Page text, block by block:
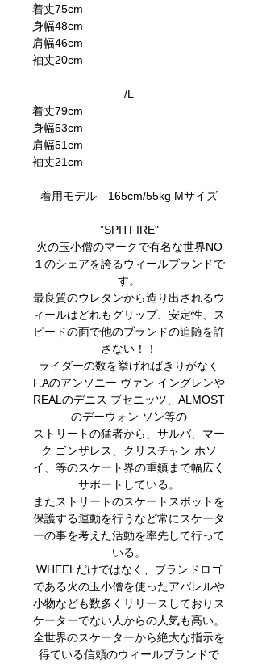
着丈75cm
身幅48cm
肩幅46cm
袖丈20cm
/L
着丈79cm
身幅53cm
肩幅51cm
袖丈21cm
着用モデル 165cm/55kg Mサイズ
”SPITFIRE"
火の玉小僧のマークで有名な世界NO
１のシェアを誇るウィールブランドで
す。
最良質のウレタンから造り出されるウ
ィールはどれもグリップ、安定性、ス
ピードの面で他のブランドの追随を許
さない！！
ライダーの数を挙げればきりがなく
F.Aのアンソニー ヴァン イングレンや
REALのデニス ブセニッツ、ALMOST
のデーウォン ソン等の
ストリートの猛者から、サルバ、マー
ク ゴンザレス、クリスチャン ホソ
イ、等のスケート界の重鎮まで幅広く
サポートしている。
またストリートのスケートスポットを
保護する運動を行うなど常にスケータ
ーの事を考えた活動を率先して行って
いる。
WHEELだけではなく、ブランドロゴ
である火の玉小僧を使ったアパレルや
小物なども数多くリリースしておりス
ケーターでない人からの人気も高い。
全世界のスケーターから絶大な指示を
得ている信頼のウィールブランドで